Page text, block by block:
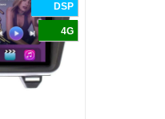
DSP
4G